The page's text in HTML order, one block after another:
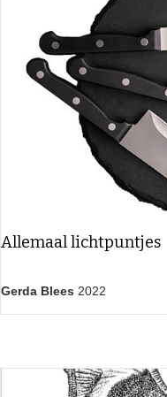
Allemaal lichtpuntjes
Gerda Blees 2022